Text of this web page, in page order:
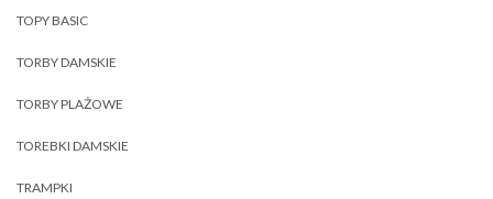
TOPY BASIC
TORBY DAMSKIE
TORBY PLAŻOWE
TOREBKI DAMSKIE
TRAMPKI